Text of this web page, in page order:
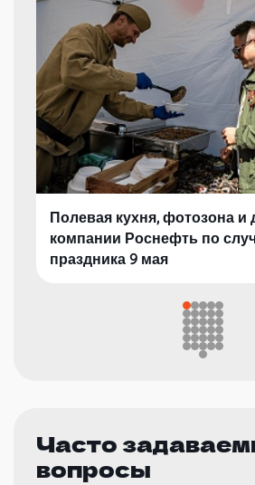
Полевая кухня, фотозона и
компании Роснефть по
праздника 9 мая
Часто
вопросы